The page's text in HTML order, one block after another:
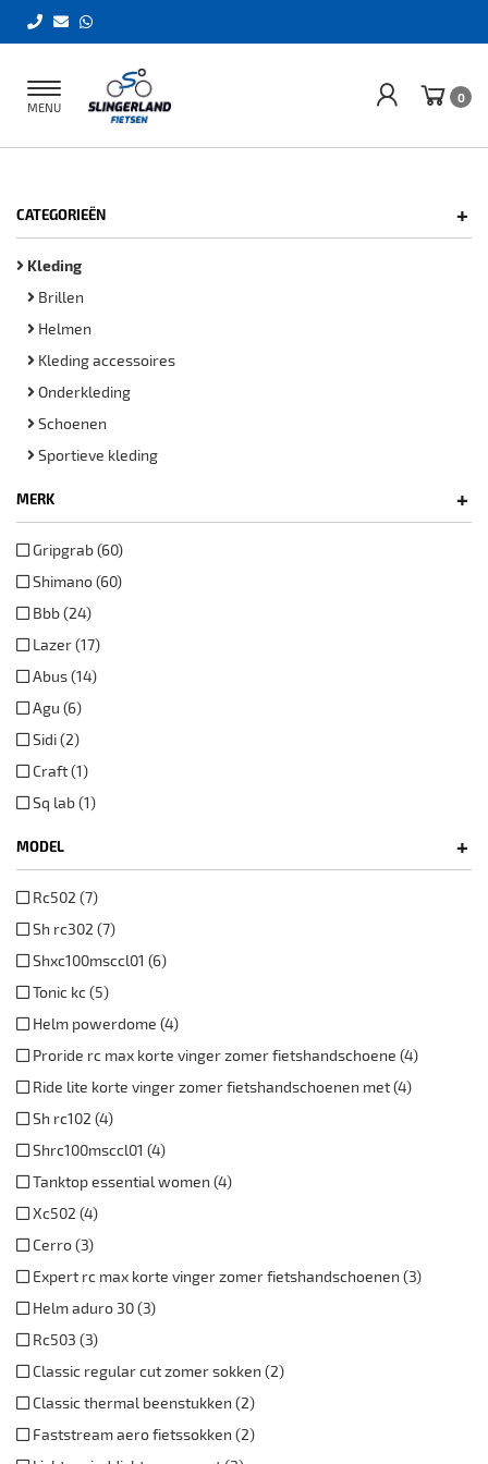
Toggle
navigation
MENU
0
CATEGORIEËN +
Kleding
Brillen
Helmen
Kleding accessoires
Onderkleding
Schoenen
Sportieve kleding
MERK +
Gripgrab (60)
Shimano (60)
Bbb (24)
Lazer (17)
Abus (14)
Agu (6)
Sidi (2)
Craft (1)
Sq lab (1)
MODEL +
Rc502 (7)
Sh rc302 (7)
Shxc100msccl01 (6)
Tonic kc (5)
Helm powerdome (4)
Proride rc max korte vinger zomer fietshandschoene (4)
Ride lite korte vinger zomer fietshandschoenen met (4)
Sh rc102 (4)
Shrc100msccl01 (4)
Tanktop essential women (4)
Xc502 (4)
Cerro (3)
Expert rc max korte vinger zomer fietshandschoenen (3)
Helm aduro 30 (3)
Rc503 (3)
Classic regular cut zomer sokken (2)
Classic thermal beenstukken (2)
Faststream aero fietssokken (2)